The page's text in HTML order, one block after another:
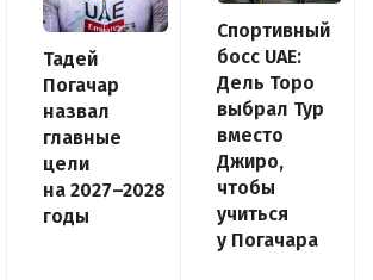
Тадей
Погачар
назвал
главные
цели
на 2027–2028
годы
Спортивный
босс UAE:
Дель Торо
выбрал Тур
вместо
Джиро,
чтобы
учиться
у Погачара